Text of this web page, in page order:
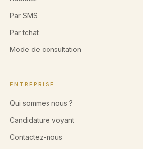
Par SMS
Par tchat
Mode de consultation
ENTREPRISE
Qui sommes nous ?
Candidature voyant
Contactez-nous